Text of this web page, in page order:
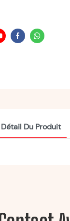
Détail Du Produit